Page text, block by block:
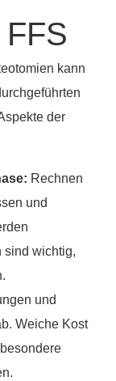
kann
der
Rechnen
und
sind wichtig,
und
Weiche Kost